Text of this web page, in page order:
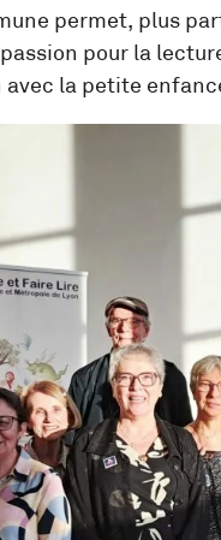
permet, plus
pour la
avec la petite